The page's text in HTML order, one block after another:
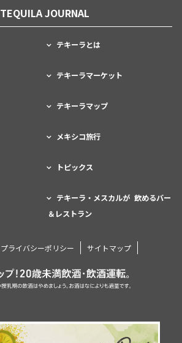
TEQUILA JOURNAL
テキーラとは
テキーラマーケット
テキーラマップ
メキシコ旅行
トピックス
テキーラ・メスカルが 飲めるバー
＆レストラン
プライバシーポリシー サイトマップ